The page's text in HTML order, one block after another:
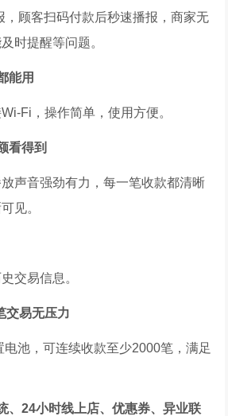
，顾客扫码付款后秒速播报，商家无
时提醒等问题。
能用
Fi，操作简单，使用方便。
看得到
声音强劲有力，每一笔收款都清晰
见。
交易信息。
交易无压力
池，可连续收款至少2000笔，满足
、24小时线上店、优惠券、异业联